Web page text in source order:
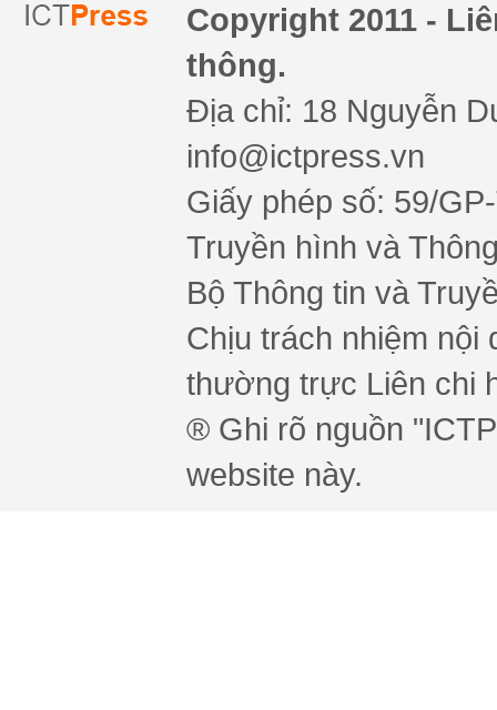
Copyright 2011 -
thông.
Địa chỉ: 18 Nguyễn
info@ictpress.vn
Giấy phép số: 59/
Truyền hình và
Bộ Thông tin và
Chịu trách nhiệm nội
thường trực Liên chi
® Ghi rõ nguồn
website này.